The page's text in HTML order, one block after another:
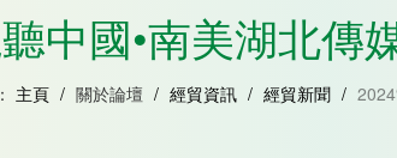
中國•南美湖北傳
主頁 / 關於論壇 / 經貿資訊 / 經貿新聞 /